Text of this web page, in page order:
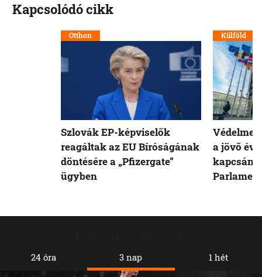
24 óra 3 nap 1 hét
Kapcsolódó cikk
Otthon
Szlovák EP-képviselők
reagáltak az EU Bíróságának
döntésére a „Pfizergate”
ügyben
Külföld
Védelmet
a jövő évi
kapcsán
Parlament